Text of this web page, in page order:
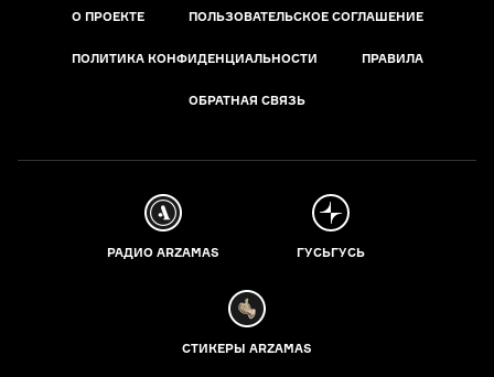
О ПРОЕКТЕ ПОЛЬЗОВАТЕЛЬСКОЕ СОГЛАШЕНИЕ
ПОЛИТИКА КОНФИДЕНЦИАЛЬНОСТИ ПРАВИЛА
ОБРАТНАЯ СВЯЗЬ
РАДИО ARZAMAS ГУСЬГУСЬ
СТИКЕРЫ ARZAMAS